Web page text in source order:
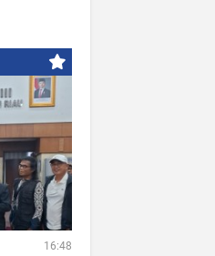
16:48